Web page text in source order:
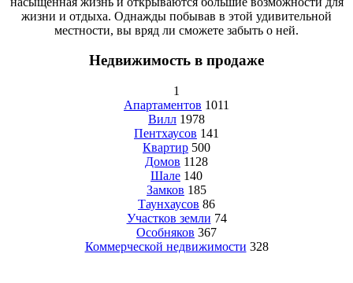
жизни и отдыха. Однажды побывав в этой удивительной
местности, вы вряд ли сможете забыть о ней.
Недвижимость в продаже
1
Апартаментов 1011
Вилл 1978
Пентхаусов 141
Квартир 500
Домов 1128
Шале 140
Замков 185
Таунхаусов 86
Участков земли 74
Особняков 367
Коммерческой недвижимости 328